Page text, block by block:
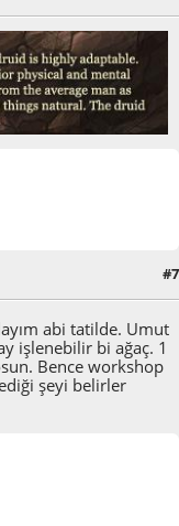
#7
abi tatilde. Umut
işlenebilir bi ağaç. 1
Bence workshop
şeyi belirler